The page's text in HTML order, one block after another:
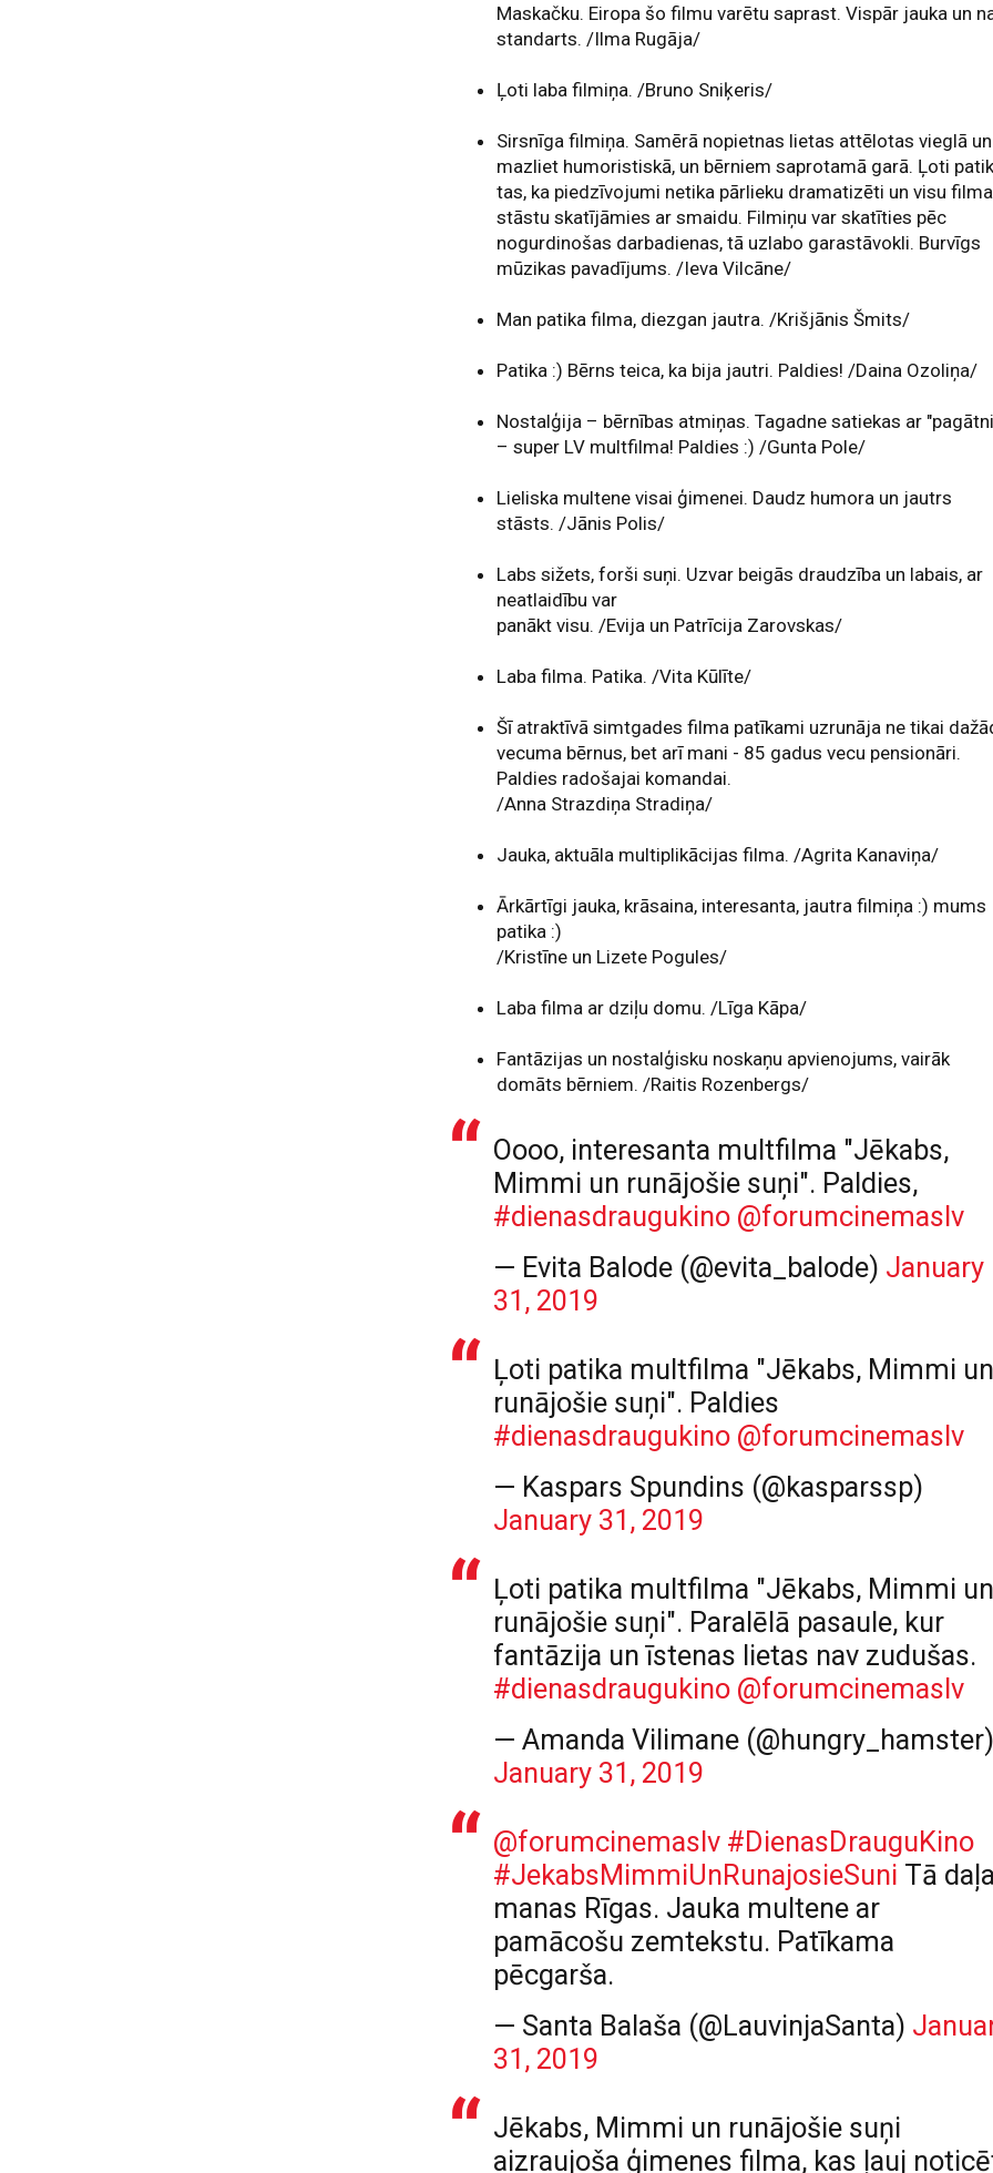
Maskačku. Eiropa šo filmu varētu saprast. Vispār jauka un
standarts. /Ilma Rugāja/
Ļoti laba filmiņa. /Bruno Sniķeris/
Sirsnīga filmiņa. Samērā nopietnas lietas attēlotas vieglā un
mazliet humoristiskā, un bērniem saprotamā garā. Ļoti
tas, ka piedzīvojumi netika pārlieku dramatizēti un visu
stāstu skatījāmies ar smaidu. Filmiņu var skatīties pēc
nogurdinošas darbadienas, tā uzlabo garastāvokli. Burvīgs
mūzikas pavadījums. /Ieva Vilcāne/
Man patika filma, diezgan jautra. /Krišjānis Šmits/
Patika :) Bērns teica, ka bija jautri. Paldies! /Daina Ozoliņa/
Nostalģija – bērnības atmiņas. Tagadne satiekas ar
– super LV multfilma! Paldies :) /Gunta Pole/
Lieliska multene visai ģimenei. Daudz humora un jautrs
stāsts. /Jānis Polis/
Labs sižets, forši suņi. Uzvar beigās draudzība un labais, ar
neatlaidību var
panākt visu. /Evija un Patrīcija Zarovskas/
Laba filma. Patika. /Vita Kūlīte/
Šī atraktīvā simtgades filma patīkami uzrunāja ne tikai
vecuma bērnus, bet arī mani - 85 gadus vecu pensionāri.
Paldies radošajai komandai.
/Anna Strazdiņa Stradiņa/
Jauka, aktuāla multiplikācijas filma. /Agrita Kanaviņa/
Ārkārtīgi jauka, krāsaina, interesanta, jautra filmiņa :) mums
patika :)
/Kristīne un Lizete Pogules/
Laba filma ar dziļu domu. /Līga Kāpa/
Fantāzijas un nostalģisku noskaņu apvienojums, vairāk
domāts bērniem. /Raitis Rozenbergs/
Oooo, interesanta multfilma "Jēkabs,
Mimmi un runājošie suņi". Paldies,
#dienasdraugukino @forumcinemaslv
— Evita Balode (@evita_balode) January
31, 2019
Ļoti patika multfilma "Jēkabs, Mimmi
runājošie suņi". Paldies
#dienasdraugukino @forumcinemaslv
— Kaspars Spundins (@kasparssp)
January 31, 2019
Ļoti patika multfilma "Jēkabs, Mimmi
runājošie suņi". Paralēlā pasaule, kur
fantāzija un īstenas lietas nav zudušas.
#dienasdraugukino @forumcinemaslv
— Amanda Vilimane
January 31, 2019
@forumcinemaslv #DienasDrauguKino
#JekabsMimmiUnRunajosieSuni Tā
manas Rīgas. Jauka multene ar
pamācošu zemtekstu. Patīkama
pēcgarša.
— Santa Balaša (@LauvinjaSanta)
31, 2019
Jēkabs, Mimmi un runājošie suņi
aizraujoša ģimenes filma, kas ļauj